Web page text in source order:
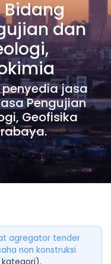
dan
jasa
Pengujian
Geofisika
agregator tender
non konstruksi